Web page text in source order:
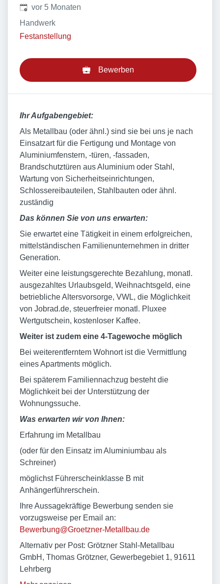
Veröffentlicht:
vor 5 Monaten
Handwerk
Festanstellung
Bewerben
Ihr Aufgabengebiet:
Als Metallbau (oder ähnl.) sind sie bei uns je nach
Einsatzart für die Fertigung und Montage von
Aluminiumfenstern, -türen, -fassaden,
Brandschutztüren aus Aluminium oder Stahl,
Wartung von Sicherheitseinrichtungen,
Schlossereibauteilen, Stahlbauten oder ähnl.
zuständig
Das können Sie von uns erwarten:
Sie erwartet eine Tätigkeit in einem erfolgreichen,
mittelständischen Familienunternehmen in dritter
Generation.
Weiter eine leistungsgerechte Bezahlung, monatl.
ausgezahltes Urlaubsgeld, Weihnachtsgeld, eine
betriebliche Altersvorsorge, VWL, die Möglichkeit
von Jobrad.de, steuerfreier monatl. Pluxee
Wertgutschein, kostenloser Kaffee.
Weiter ist zudem eine 4-Tagewoche möglich
Bei weiterentferntem Wohnort ist die Vermittlung
eines Apartments möglich.
Bei späterem Familiennachzug besteht die
Möglichkeit bei der Unterstützung der
Wohnungssuche.
Was erwarten wir von Ihnen:
Erfahrung im Metallbau
(oder für den Einsatz im Aluminiumbau als
Schreiner)
möglichst Führerscheinklasse B mit
Anhängerführerschein.
Ihre Aussagekräftige Bewerbung senden sie
vorzugsweise per Email an:
Bewerbung@Groetzner-Metallbau.de
Alternativ per Post: Grötzner Stahl-Metallbau
GmbH, Thomas Grötzner, Gewerbegebiet 1, 91611
Lehrberg